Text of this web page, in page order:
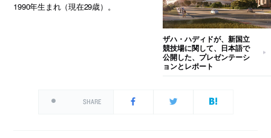
1990年生まれ（現在29歳）。
ザハ・ハディドが、新国立
競技場に関して、日本語で
公開した、プレゼンテーシ
ョンとレポート
SHARE